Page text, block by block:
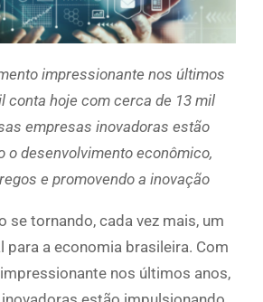
impressionante nos últimos
conta hoje com cerca de 13 mil
empresas inovadoras estão
o desenvolvimento econômico,
e promovendo a inovação
se tornando, cada vez mais, um
para a economia brasileira. Com
nos últimos anos,